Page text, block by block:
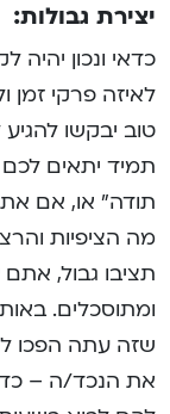
יצירת גבולות:
כדאי ונכון
לאיזה פרקי זמן
טוב יבקשו
תמיד יתאים לכם
תודה” או, אם
מה הציפיות
תציבו גבול,
ומתוסכלים.
שזה עתה הפכו
את הנכד/ה –